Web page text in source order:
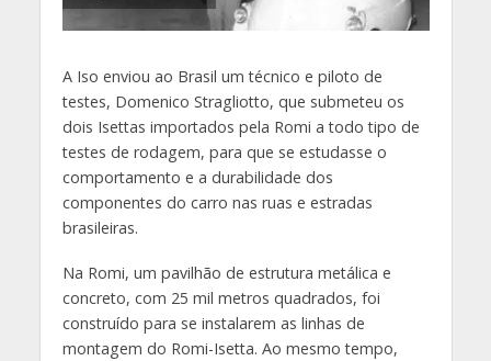
A Iso enviou ao Brasil um técnico e piloto de
testes, Domenico Stragliotto, que submeteu os
dois Isettas importados pela Romi a todo tipo de
testes de rodagem, para que se estudasse o
comportamento e a durabilidade dos
componentes do carro nas ruas e estradas
brasileiras.
Na Romi, um pavilhão de estrutura metálica e
concreto, com 25 mil metros quadrados, foi
construído para se instalarem as linhas de
montagem do Romi-Isetta. Ao mesmo tempo,